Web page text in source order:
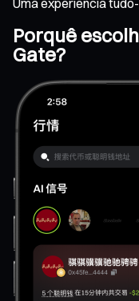
Uma experiência
Porquê
Gate?